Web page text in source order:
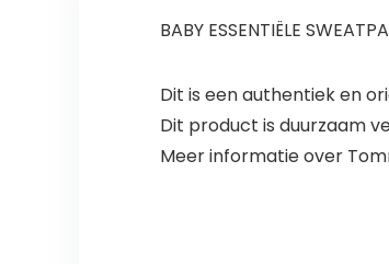
BABY ESSENTIËLE
Dit is een authentiek en
Dit product is duurzaam
Meer informatie over